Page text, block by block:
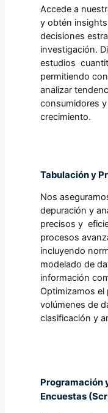
Accede a
y obtén
decisiones
investigación.
estudios
permitiendo
analizar
consumidores
crecimiento.
Tabulación y
Nos
depuración y
precisos y
procesos
incluyendo
modelado de
información
Optimizamos
volúmenes de
clasificación y
Programación
Encuestas